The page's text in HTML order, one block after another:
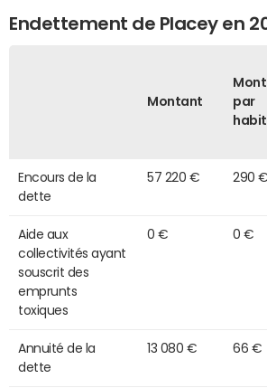
Endettement de Placey en
Montant
par
Encours de la
dette
57 220 € 290 €
Aide aux
collectivités ayant
souscrit des
emprunts
toxiques
0 € 0 €
Annuité de la
dette
13 080 € 66 €